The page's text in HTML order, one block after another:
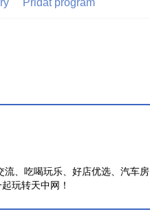
、吃喝玩乐、好店优选、汽车房
玩转天中网！